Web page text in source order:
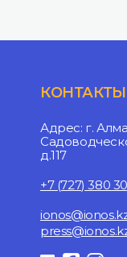
КОНТАКТЫ
Адрес: г.
д.117
+7 (727) 380